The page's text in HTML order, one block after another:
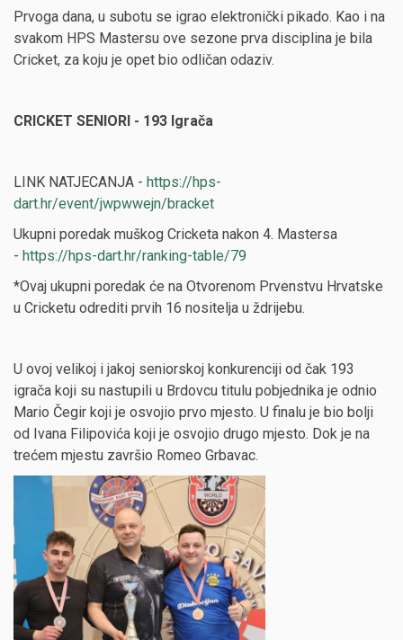
Prvoga dana, u subotu se igrao elektronički pikado. Kao i na
svakom HPS Mastersu ove sezone prva disciplina je bila
Cricket, za koju je opet bio odličan odaziv.
CRICKET SENIORI - 193 Igrača
LINK NATJECANJA - https://hps-
dart.hr/event/jwpwwejn/bracket
Ukupni poredak muškog Cricketa nakon 4. Mastersa
- https://hps-dart.hr/ranking-table/79
*Ovaj ukupni poredak će na Otvorenom Prvenstvu Hrvatske
u Cricketu odrediti prvih 16 nositelja u ždrijebu.
U ovoj velikoj i jakoj seniorskoj konkurenciji od čak 193
igrača koji su nastupili u Brdovcu titulu pobjednika je odnio
Mario Čegir koji je osvojio prvo mjesto. U finalu je bio bolji
od Ivana Filipovića koji je osvojio drugo mjesto. Dok je na
trećem mjestu završio Romeo Grbavac.